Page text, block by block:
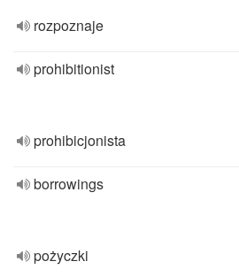
rozpoznaje
prohibitionist
prohibicjonista
borrowings
pożyczki